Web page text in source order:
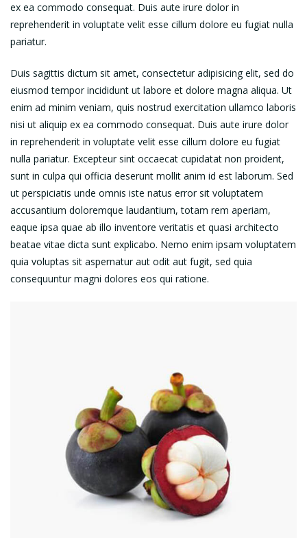
ex ea commodo consequat. Duis aute irure dolor in
reprehenderit in voluptate velit esse cillum dolore eu fugiat nulla
pariatur.
Duis sagittis dictum sit amet, consectetur adipisicing elit, sed do
eiusmod tempor incididunt ut labore et dolore magna aliqua. Ut
enim ad minim veniam, quis nostrud exercitation ullamco laboris
nisi ut aliquip ex ea commodo consequat. Duis aute irure dolor
in reprehenderit in voluptate velit esse cillum dolore eu fugiat
nulla pariatur. Excepteur sint occaecat cupidatat non proident,
sunt in culpa qui officia deserunt mollit anim id est laborum. Sed
ut perspiciatis unde omnis iste natus error sit voluptatem
accusantium doloremque laudantium, totam rem aperiam,
eaque ipsa quae ab illo inventore veritatis et quasi architecto
beatae vitae dicta sunt explicabo. Nemo enim ipsam voluptatem
quia voluptas sit aspernatur aut odit aut fugit, sed quia
consequuntur magni dolores eos qui ratione.